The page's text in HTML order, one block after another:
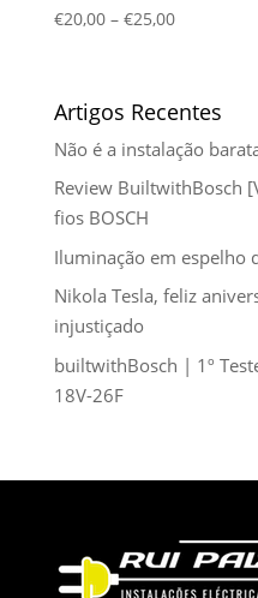
€20,00– €25,00
Artigos Recentes
Não é a instalação
Review BuiltwithBosch
fios BOSCH
Iluminação em espelho
Nikola Tesla, feliz
injustiçado
builtwithBosch | 1º
18V-26F